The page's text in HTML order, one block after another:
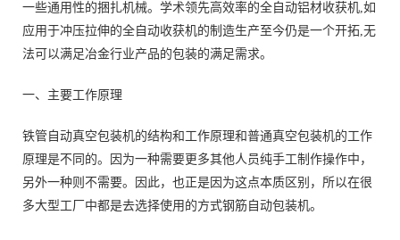
一些通用性的捆扎机械。学术领先高效率的全自动铝材收获机,如
应用于冲压拉伸的全自动收获机的制造生产至今仍是一个开拓,无
法可以满足冶金行业产品的包装的满足需求。
一、主要工作原理
铁管自动真空包装机的结构和工作原理和普通真空包装机的工作
原理是不同的。因为一种需要更多其他人员纯手工制作操作中，
另外一种则不需要。因此，也正是因为这点本质区别，所以在很
多大型工厂中都是去选择使用的方式钢筋自动包装机。